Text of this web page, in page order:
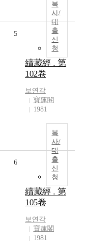
복
사/
대
출
신
청
5
續藏經 . 第
102卷
보연각
寶蓮閣
1981
복
사/
대
출
신
청
6
續藏經 . 第
105卷
보연각
寶蓮閣
1981